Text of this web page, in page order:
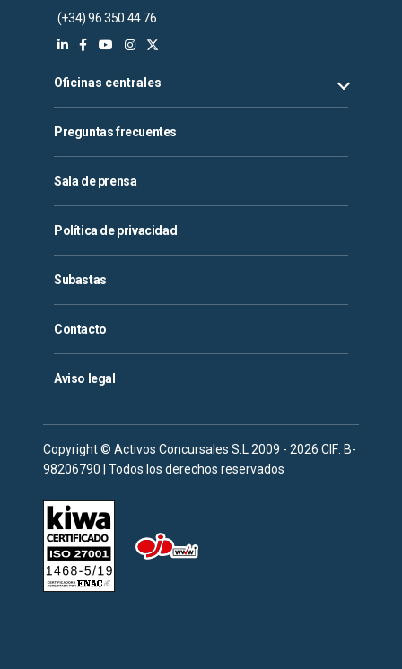
(+34) 96 350 44 76
Oficinas centrales
Preguntas frecuentes
Sala de prensa
Política de privacidad
Subastas
Contacto
Aviso legal
Copyright © Activos Concursales S.L 2009 - 2026 CIF: B-
98206790 | Todos los derechos reservados